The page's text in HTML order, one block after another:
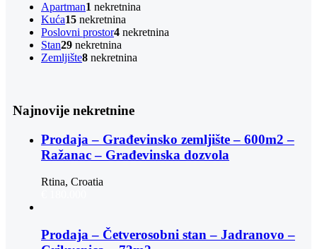
Apartman1 nekretnina
Kuća15 nekretnina
Poslovni prostor4 nekretnina
Stan29 nekretnina
Zemljište8 nekretnina
Najnovije nekretnine
Prodaja – Građevinsko zemljište – 600m2 –
Ražanac – Građevinska dozvola
Rtina, Croatia
Prodaja – Četverosobni stan – Jadranovo –